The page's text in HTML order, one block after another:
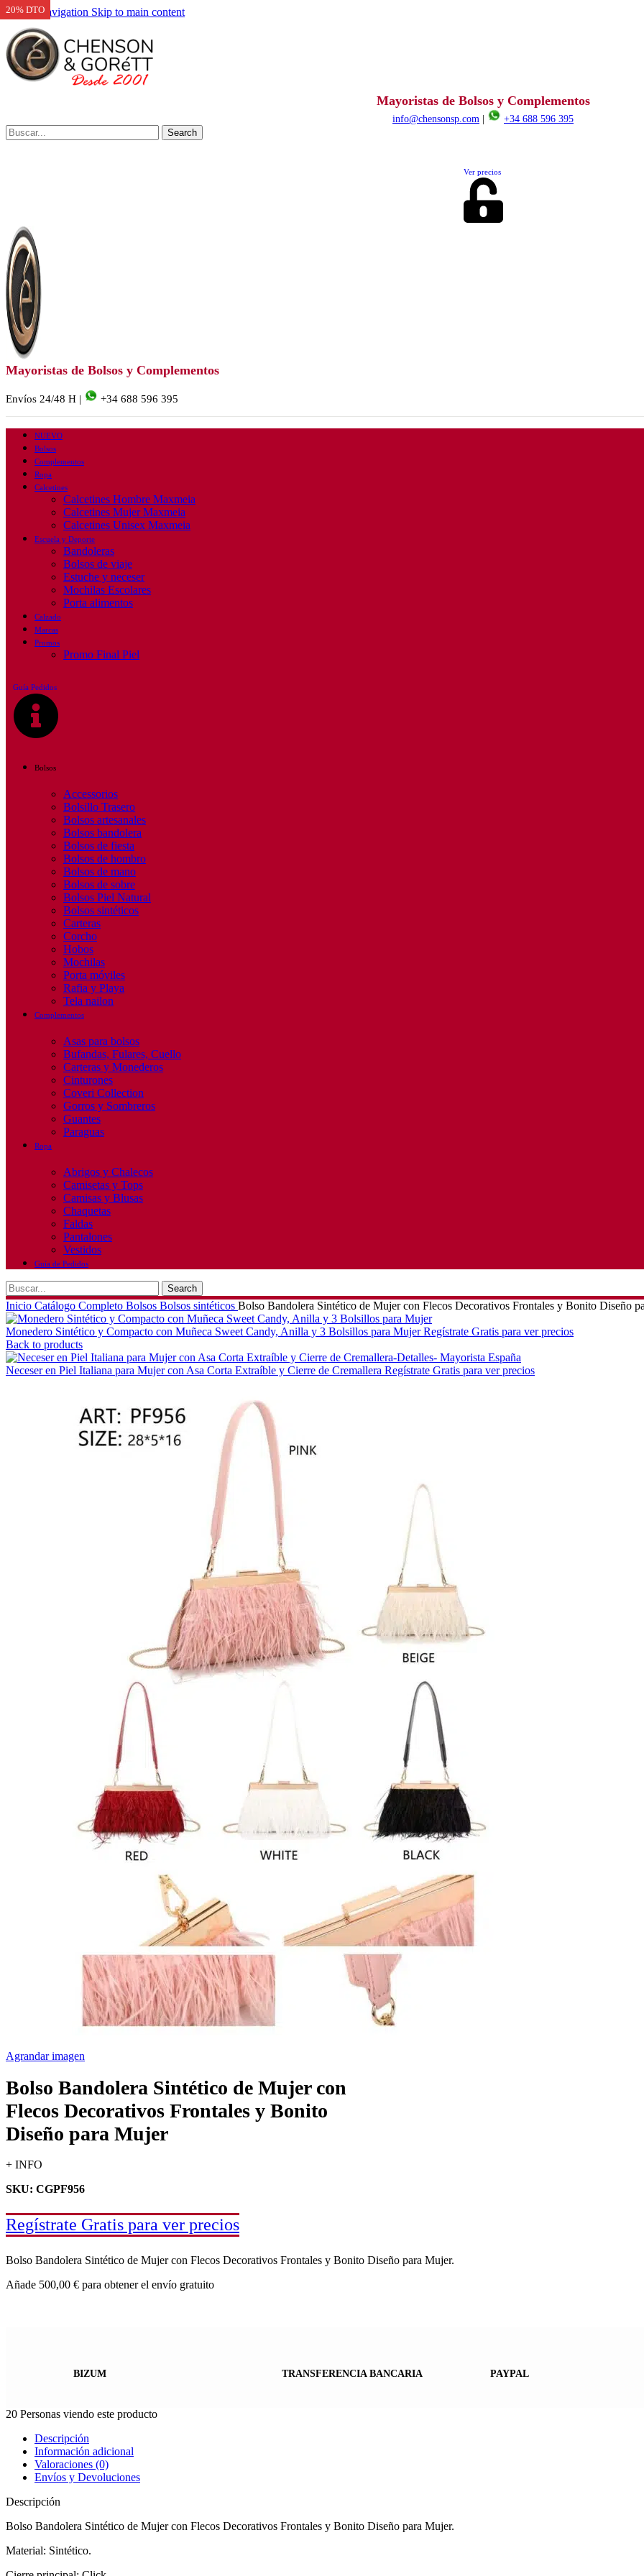
Skip to navigation Skip to main content
Mayoristas de Bolsos y Complementos
info@chensonsp.com
+34 688 596 395
Search
Ver precios
Mayoristas de Bolsos y Complementos
Envíos 24/48 H | +34 688 596 395
NUEVO
Bolsos
Complementos
Ropa
Calcetines
Calcetines Hombre Maxmeia
Calcetines Mujer Maxmeia
Calcetines Unisex Maxmeia
Escuela y Deporte
Bandoleras
Bolsos de viaje
Estuche y neceser
Mochilas Escolares
Porta alimentos
Calzado
Marcas
Promos
Promo Final Piel
Guía Pedidos
Bolsos
Accessorios
Bolsillo Trasero
Bolsos artesanales
Bolsos bandolera
Bolsos de fiesta
Bolsos de hombro
Bolsos de mano
Bolsos de sobre
Bolsos Piel Natural
Bolsos sintéticos
Carteras
Corcho
Hobos
Mochilas
Porta móviles
Rafia y Playa
Tela nailon
Complementos
Asas para bolsos
Bufandas, Fulares, Cuello
Carteras y Monederos
Cinturones
Coveri Collection
Gorros y Sombreros
Guantes
Paraguas
Ropa
Abrigos y Chalecos
Camisetas y Tops
Camisas y Blusas
Chaquetas
Faldas
Pantalones
Vestidos
Guía de Pedidos
Search
Inicio Catálogo Completo Bolsos Bolsos sintéticos Bolso Bandolera Sintético de Mujer con Flecos Decorativos Frontales y Bonito Diseño
Monedero Sintético y Compacto con Muñeca Sweet Candy, Anilla y 3 Bolsillos para MujerRegístrate Gratis para ver precios
Back to products
Neceser en Piel Italiana para Mujer con Asa Corta Extraíble y Cierre de Cremallera Regístrate Gratis para ver precios
20% DTO
Agrandar imagen
Bolso Bandolera Sintético de Mujer con
Flecos Decorativos Frontales y Bonito
Diseño para Mujer
+ INFO
SKU: CGPF956
Regístrate Gratis para ver precios
Bolso Bandolera Sintético de Mujer con Flecos Decorativos Frontales y Bonito Diseño para Mujer.
Añade 500,00 € para obtener el envío gratuito
BIZUM TRANSFERENCIA BANCARIA PAYPAL
20 Personas viendo este producto
Descripción
Información adicional
Valoraciones (0)
Envíos y Devoluciones
Descripción
Bolso Bandolera Sintético de Mujer con Flecos Decorativos Frontales y Bonito Diseño para Mujer.
Material: Sintético.